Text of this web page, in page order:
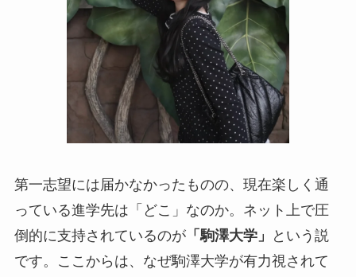
第一志望には届かなかったものの、現在楽しく通
っている進学先は「どこ」なのか。ネット上で圧
倒的に支持されているのが「駒澤大学」
という説
です。ここからは、なぜ駒澤大学が有力視されて